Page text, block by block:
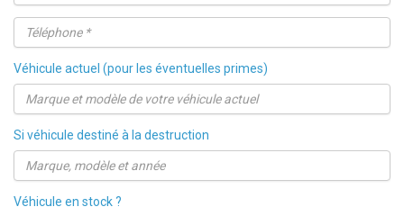
Véhicule actuel (pour les éventuelles primes)
Si véhicule destiné à la destruction
Véhicule en stock ?